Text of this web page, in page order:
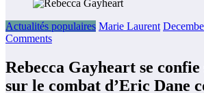
Actualités populaires Marie Laurent
Comments
Rebecca Gayheart se
sur le combat d’Eric Dane